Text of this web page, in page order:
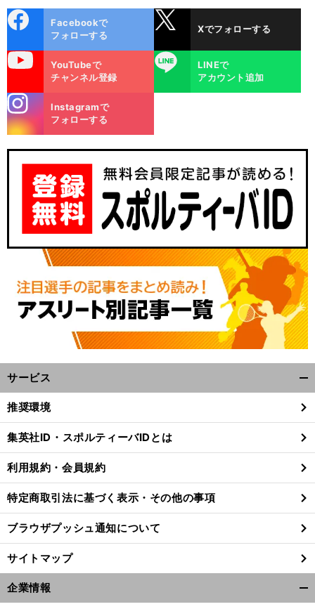
ok
Facebookで
フォローする
Xでフォローする
YouTubeで
チャンネル登録
LINE
LINEで
アカウント追加
m
Instagramで
フォローする
サービス
閉
る
推奨環境
集英社ID・スポルティーバIDとは
利用規約・会員規約
特定商取引法に基づく表示・その他の事項
ブラウザプッシュ通知について
サイトマップ
企業情報